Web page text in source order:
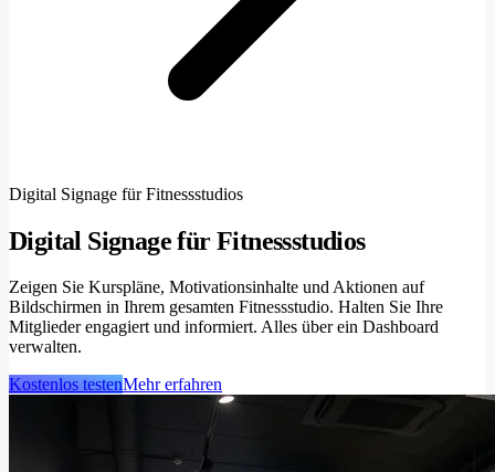
Digital Signage für Fitnessstudios
Digital Signage für Fitnessstudios
Zeigen Sie Kurspläne, Motivationsinhalte und Aktionen auf
Bildschirmen in Ihrem gesamten Fitnessstudio. Halten Sie Ihre
Mitglieder engagiert und informiert. Alles über ein Dashboard
verwalten.
Kostenlos testenMehr erfahren